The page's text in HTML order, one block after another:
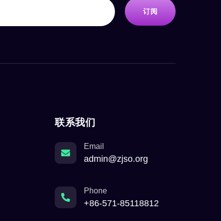
订阅
联系我们
Email
admin@zjso.org
Phone
+86-571-85118812